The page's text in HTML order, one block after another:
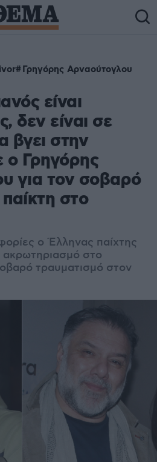
Γρηγόρης Αρναούτογλου
είναι
δεν είναι σε
βγει στην
ο Γρηγόρης
για τον σοβαρό
στο
ο Έλληνας παίχτης
ακρωτηριασμό στο
τραυματισμό στον